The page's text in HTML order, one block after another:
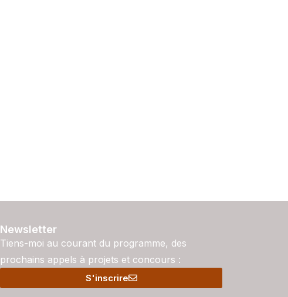
Newsletter
Tiens-moi au courant du programme, des
prochains appels à projets et concours :
S'inscrire